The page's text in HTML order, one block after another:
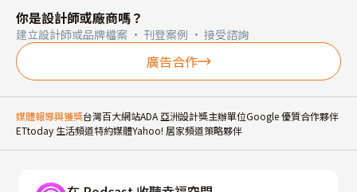
你是設計師或廠商嗎？
建立設計師或品牌檔案 · 刊登案例 · 接受諮詢
廣告合作
媒體報導與獲獎台灣百大網站ADA 亞洲設計獎主辦單位Google 優質合作夥伴
ETtoday 生活頻道特約媒體Yahoo! 居家頻道策略夥伴